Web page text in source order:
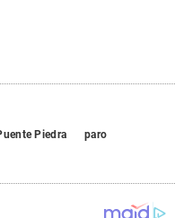
Piedra
paro